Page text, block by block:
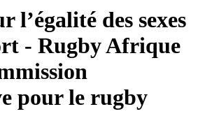
l’égalité des sexes
- Rugby Afrique
pour le rugby